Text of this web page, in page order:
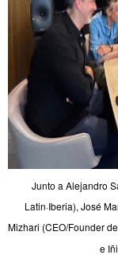
Junto a Alejandro
Latin·Iberia), José
Mizhari (CEO/Founder
e